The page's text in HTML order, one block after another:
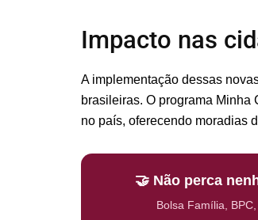
Impacto nas
A implementação dessas
brasileiras. O programa Minha
no país, oferecendo moradias
🤝 Não perca
Bolsa Família,